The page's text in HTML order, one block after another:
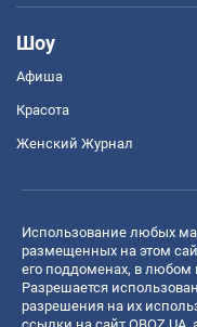
Шоу
Афиша
Красота
Женский Журнал
Использование любых
размещенных на этом
его поддоменах, в любом
Разрешается
разрешения на их